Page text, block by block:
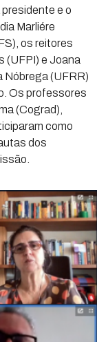
e o
Marliére
os reitores
(UFPI) e Joana
Nóbrega (UFRR)
Os professores
(Cograd),
como
dos